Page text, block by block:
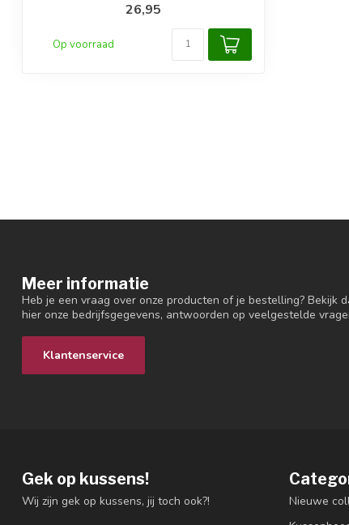
26,95
Op voorraad
Meer informatie
Heb je een vraag over onze producten of je bestelling? Bekijk
hier onze bedrijfsgegevens, antwoorden op veelgestelde
Klantenservice
Gek op kussens!
Wij zijn gek op kussens, jij toch ook?!
Nieuwe